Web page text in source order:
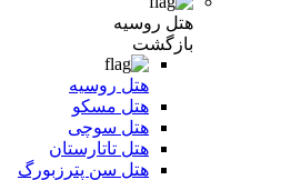
هتل روسیه
بازگشت
هتل روسیه
هتل مسکو
هتل سوچی
هتل تاتارستان
هتل سن پترزبورگ